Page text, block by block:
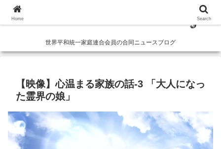
世界平和統一家庭連合会員の合同ニュースブログ
【映像】心温まる家族の話-3 「大人になっ
た霊界の娘」
Home Search